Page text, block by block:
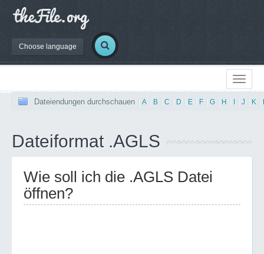
Choose language
Dateiendungen durchschauen A B C D E F G H J K
Dateiformat .AGLS
Wie soll ich die .AGLS Datei
öffnen?